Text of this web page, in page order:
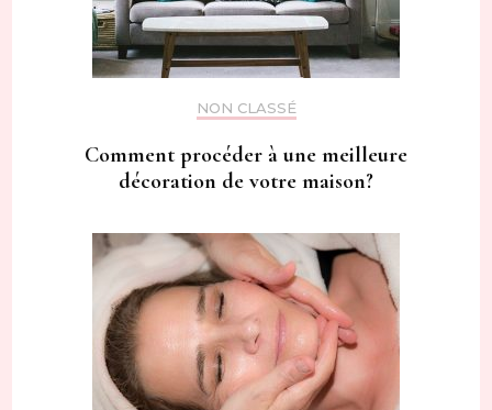
NON CLASSÉ
Comment procéder à une meilleure
décoration de votre maison?